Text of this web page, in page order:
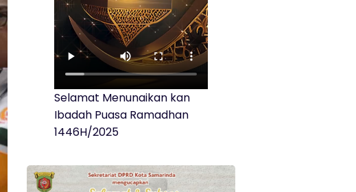
Selamat Menunaikan kan
Ibadah Puasa Ramadhan
1446H/2025